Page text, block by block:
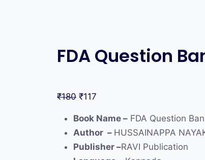
FDA Question
₹180 ₹117
Book Name – FDA Question
Author – HUSSAINAPPA
Publisher –RAVI Publication